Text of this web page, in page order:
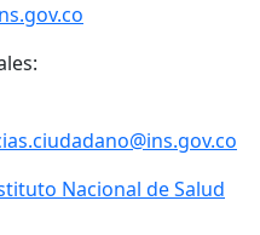
Nacional de Salud